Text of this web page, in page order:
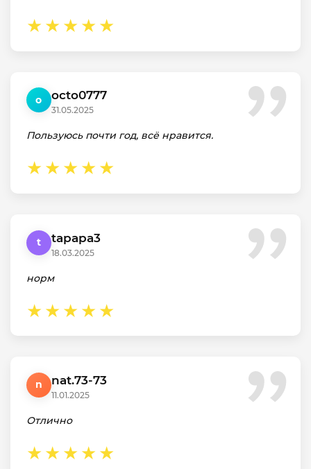
o octo0777
31.05.2025
Пользуюсь почти год, всё нравится.
t tapapa3
18.03.2025
норм
n nat.73-73
11.01.2025
Отлично